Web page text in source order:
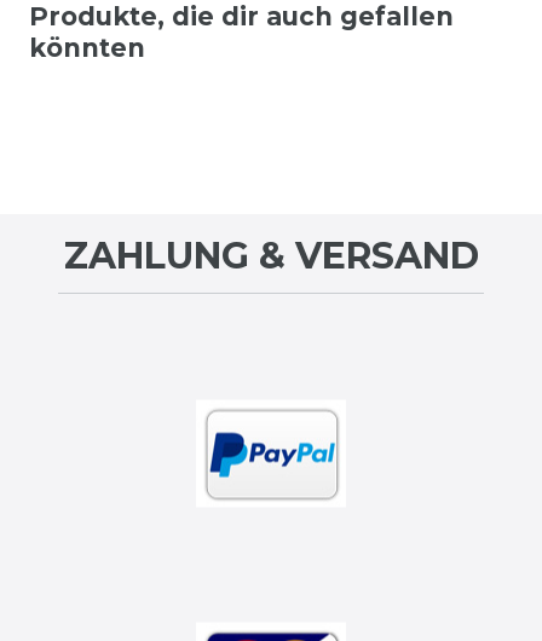
Produkte, die dir auch gefallen
könnten
ZAHLUNG & VERSAND